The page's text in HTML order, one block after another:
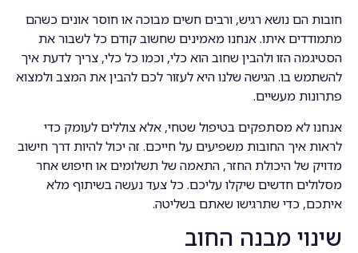
חובות הם נושא רגיש, ורבים חשים מבוכה או חוסר אונים כשהם
מתמודדים איתו. אנחנו מאמינים שחשוב קודם כל לשבור את
הסטיגמה הזו ולהבין שחוב הוא כלי, וכמו כל כלי, צריך לדעת איך
להשתמש בו. הגישה שלנו היא לעזור לכם להבין את המצב ולמצוא
פתרונות מעשיים.
אנחנו לא מסתפקים בטיפול שטחי, אלא צוללים לעומק כדי
לראות איך החובות משפיעים על חייכם. זה יכול להיות דרך חישוב
מדויק של היכולת החזר, התאמה של תשלומים או חיפוש אחר
מסלולים חדשים שיקלו עליכם. כל צעד נעשה בשיתוף מלא
איתכם, כדי שתרגישו שאתם בשליטה.
שינוי מבנה החוב